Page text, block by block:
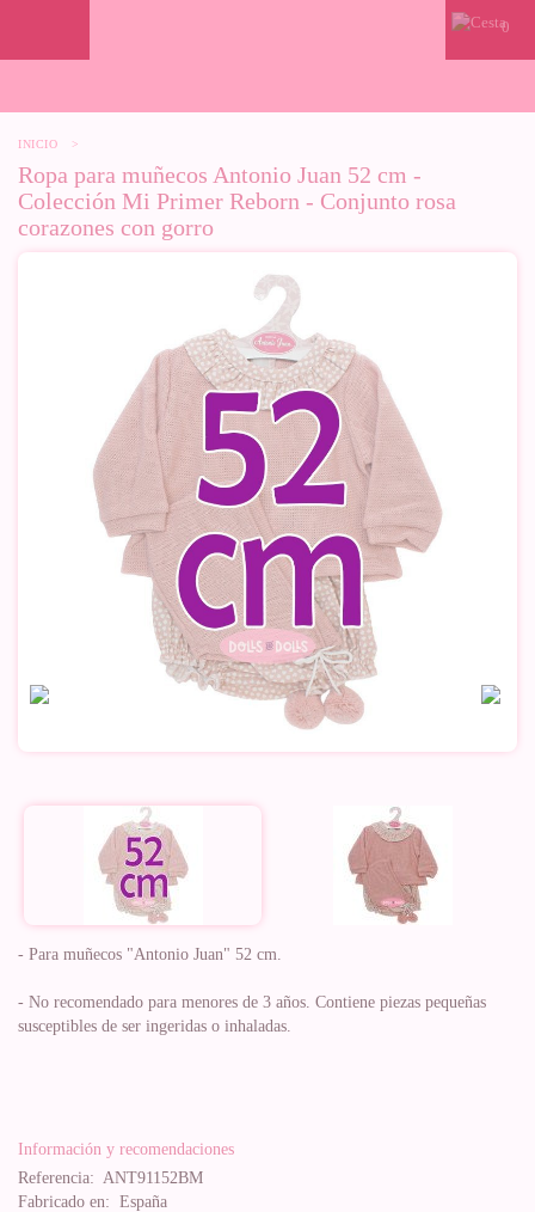
0
INICIO >
Ropa para muñecos Antonio Juan 52 cm -
Colección Mi Primer Reborn - Conjunto rosa
corazones con gorro
- Para muñecos "Antonio Juan" 52 cm.
- No recomendado para menores de 3 años. Contiene piezas pequeñas
susceptibles de ser ingeridas o inhaladas.
Información y recomendaciones
Referencia: ANT91152BM
Fabricado en: España